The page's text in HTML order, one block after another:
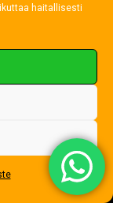
haitallisesti